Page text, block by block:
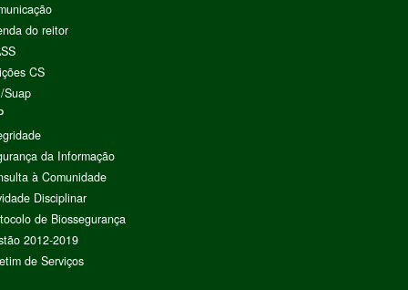
do reitor
CS
Suap
da Informação
à Comunidade
Disciplinar
de Biossegurança
2012-2019
de Serviços